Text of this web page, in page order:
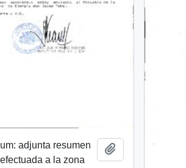
adjunta resumen
a la zona